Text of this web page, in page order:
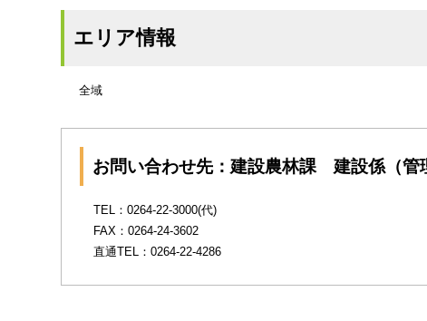
エリア情報
全域
お問い合わせ先：建設農林課 建設係（管
TEL：0264-22-3000(代)
FAX：0264-24-3602
直通TEL：0264-22-4286